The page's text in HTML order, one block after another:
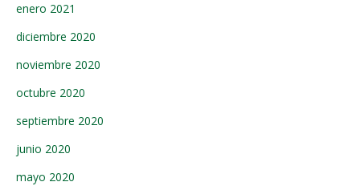
enero 2021
diciembre 2020
noviembre 2020
octubre 2020
septiembre 2020
junio 2020
mayo 2020